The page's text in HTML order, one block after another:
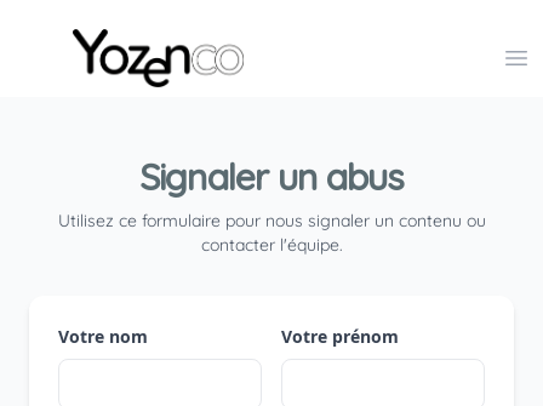
Yozenco - Organisateur de Salons, Evénements et
Signaler un abus
Utilisez ce formulaire pour nous signaler un contenu ou
contacter l'équipe.
Votre nom Votre prénom